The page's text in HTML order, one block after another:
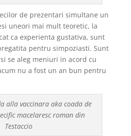
de prezentari simultane un
uneori mai mult teoretic, la
ca experienta gustativa, sunt
pentru simpoziasti. Sunt
se aleg meniuri in acord cu
nu a fost un an bun pentru
alla vaccinara aka coada de
macelaresc roman din
Testaccio